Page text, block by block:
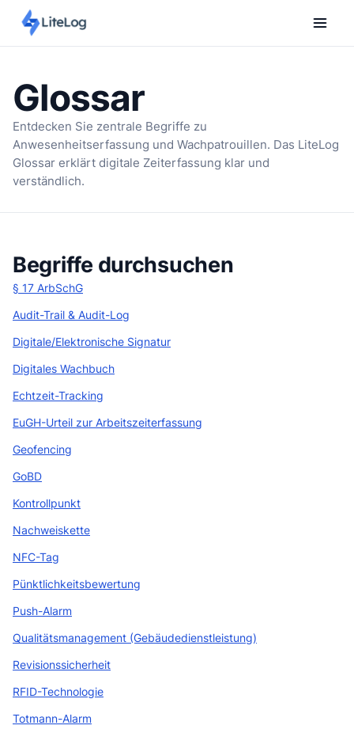
Glossar
Entdecken Sie zentrale Begriffe zu
Anwesenheitserfassung und Wachpatrouillen. Das LiteLog
Glossar erklärt digitale Zeiterfassung klar und
verständlich.
Begriffe durchsuchen
§ 17 ArbSchG
Audit-Trail & Audit-Log
Digitale/Elektronische Signatur
Digitales Wachbuch
Echtzeit-Tracking
EuGH-Urteil zur Arbeitszeiterfassung
Geofencing
GoBD
Kontrollpunkt
Nachweiskette
NFC-Tag
Pünktlichkeitsbewertung
Push-Alarm
Qualitätsmanagement (Gebäudedienstleistung)
Revisionssicherheit
RFID-Technologie
Totmann-Alarm